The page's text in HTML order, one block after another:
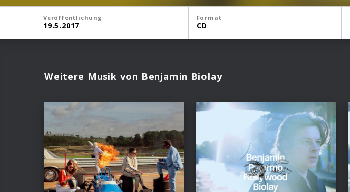
Veröffentlichung
19.5.2017
Format
CD
Weitere Musik von Benjamin Biolay